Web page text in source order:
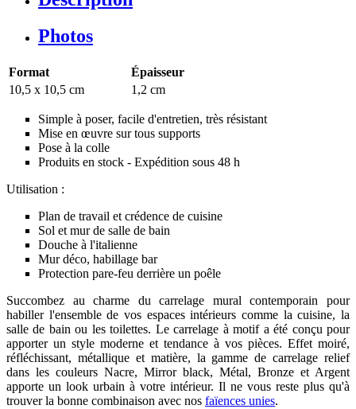
Photos
Format
Épaisseur
10,5 x 10,5 cm
1,2 cm
Simple à poser, facile d'entretien, très résistant
Mise en œuvre sur tous supports
Pose à la colle
Produits en stock - Expédition sous 48 h
Utilisation :
Plan de travail et crédence de cuisine
Sol et mur de salle de bain
Douche à l'italienne
Mur déco, habillage bar
Protection pare-feu derrière un poêle
Succombez au charme du carrelage mural contemporain pour
habiller l'ensemble de vos espaces intérieurs comme la cuisine, la
salle de bain ou les toilettes. Le carrelage à motif a été conçu pour
apporter un style moderne et tendance à vos pièces. Effet moiré,
réfléchissant, métallique et matière, la gamme de carrelage relief
dans les couleurs Nacre, Mirror black, Métal, Bronze et Argent
apporte un look urbain à votre intérieur. Il ne vous reste plus qu'à
trouver la bonne combinaison avec nos faïences unies.